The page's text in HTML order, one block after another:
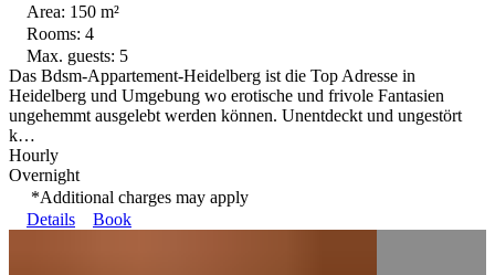
Area: 150 m²
Rooms: 4
Max. guests: 5
Das Bdsm-Appartement-Heidelberg ist die Top Adresse in
Heidelberg und Umgebung wo erotische und frivole Fantasien
ungehemmt ausgelebt werden können. Unentdeckt und ungestört
k…
Hourly
Overnight
*Additional charges may apply
Details
Book